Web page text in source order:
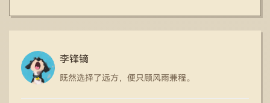
李锋镝
既然选择了远方，便只顾风雨兼程。